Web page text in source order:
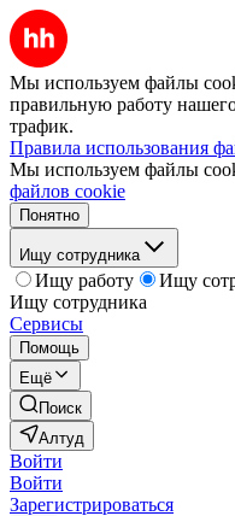
Мы используем файлы
правильную работу
трафик.
Правила использования
Мы используем файлы
файлов cookie
Понятно
Ищу сотрудника
Ищу работу
Ищу
Ищу сотрудника
Сервисы
Помощь
Ещё
Поиск
Алтуд
Войти
Войти
Зарегистрироваться